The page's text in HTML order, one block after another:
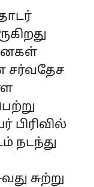
சர்வதேச
பிரிவில்
நடந்து
சுற்று